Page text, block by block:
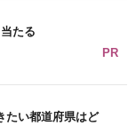
たる
PR
たい都道府県はど